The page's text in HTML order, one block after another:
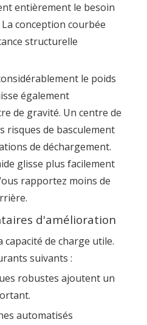
entièrement le besoin
conception courbée
structurelle
le poids
également
de gravité. Un centre de
risques de basculement
de déchargement.
glisse plus facilement
rapportez moins de
d'amélioration
capacité de charge utile.
suivants :
robustes ajoutent un
automatisés